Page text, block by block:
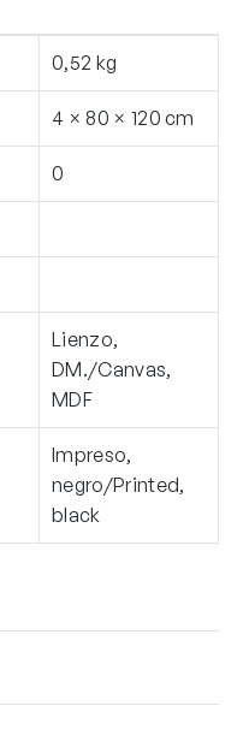
0,52 kg
4 × 80 × 120 cm
0
Lienzo,
DM./Canvas,
MDF
Impreso,
negro/Printed,
black